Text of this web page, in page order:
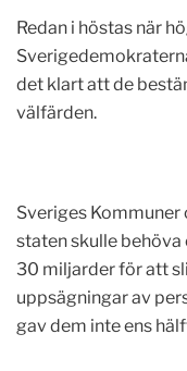
Redan i höstas när
det klart att de
välfärden.
Sveriges Kommuner
staten skulle
30 miljarder för att
uppsägningar av
gav dem inte ens